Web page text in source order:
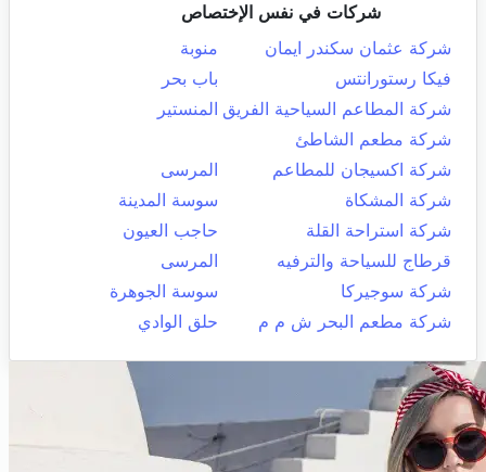
شركات في نفس الإختصاص
شركة عثمان سكندر ايمان
منوبة
فيكا رستورانتس
باب بحر
شركة المطاعم السياحية الفريق المنستير
شركة مطعم الشاطئ
شركة اكسيجان للمطاعم
المرسى
شركة المشكاة
سوسة المدينة
شركة استراحة القلة
حاجب العيون
قرطاج للسياحة والترفيه
المرسى
شركة سوجيركا
سوسة الجوهرة
شركة مطعم البحر ش م م
حلق الوادي